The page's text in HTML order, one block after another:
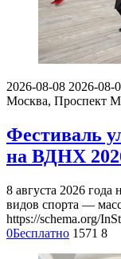
2026-08-08 2026-08-
Москва, Проспект
Фестиваль
на ВДНХ
8 августа 2026
видов спорта —
https://schema.org/
0Бесплатно 1571 8